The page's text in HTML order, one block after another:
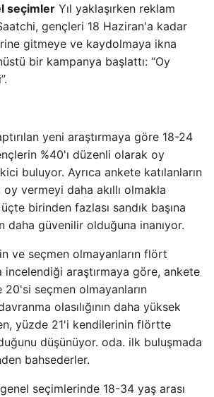
seçimler Yıl yaklaşırken reklam
gençleri 18 Haziran'a kadar
gitmeye ve kaydolmaya ikna
bir kampanya başlattı: “Oy
yeni araştırmaya göre 18-24
%40'ı düzenli olarak oy
buluyor. Ayrıca ankete katılanların
oy vermeyi daha akıllı olmakla
birinden fazlası sandık başına
daha güvenilir olduğuna inanıyor.
ve seçmen olmayanların flört
incelendiği araştırmaya göre, ankete
20'si seçmen olmayanların
olasılığının daha yüksek
yüzde 21'i kendilerinin flörtte
düşünüyor. oda. ilk buluşmada
bahsederler.
seçimlerinde 18-34 yaş arası